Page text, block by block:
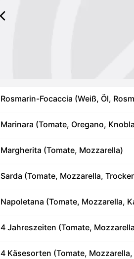
Rosmarin-Focaccia (Weiß, Öl,
Marinara (Tomate, Oregano,
Margherita (Tomate, Mozzarella)
Sarda (Tomate, Mozzarella,
Napoletana (Tomate, Mozzarella,
4 Jahreszeiten (Tomate,
4 Käsesorten (Tomate,